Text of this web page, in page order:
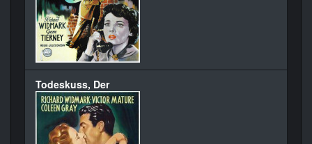
Todeskuss, Der